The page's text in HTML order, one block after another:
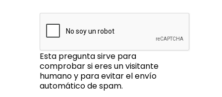
Esta pregunta sirve para
comprobar si eres un visitante
humano y para evitar el envío
automático de spam.